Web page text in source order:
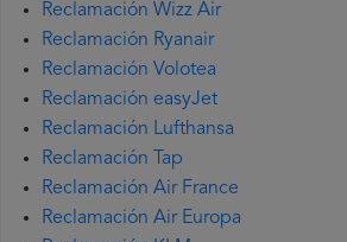
Reclamación Wizz Air
Reclamación Ryanair
Reclamación Volotea
Reclamación easyJet
Reclamación Lufthansa
Reclamación Tap
Reclamación Air France
Reclamación Air Europa